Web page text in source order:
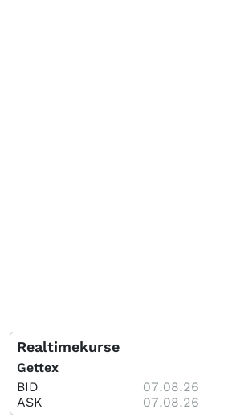
Realtimekurse
Gettex
BID 07.08.26
ASK
07.08.26